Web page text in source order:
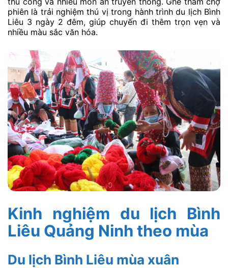
phiên là trải nghiệm thú vị trong hành trình du lịch Bình
Liêu 3 ngày 2 đêm, giúp chuyến đi thêm trọn vẹn và
nhiều màu sắc văn hóa.
Kinh nghiệm du lịch Bình
Liêu Quảng Ninh theo mùa
Du lịch Bình Liêu mùa xuân